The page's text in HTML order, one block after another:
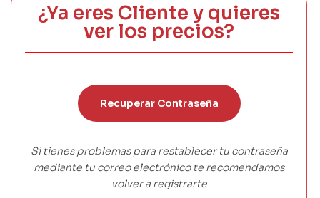
¿Ya eres Cliente y quieres
ver los precios?
Recuperar Contraseña
Si tienes problemas para restablecer tu contraseña
mediante tu correo electrónico te recomendamos
volver a registrarte